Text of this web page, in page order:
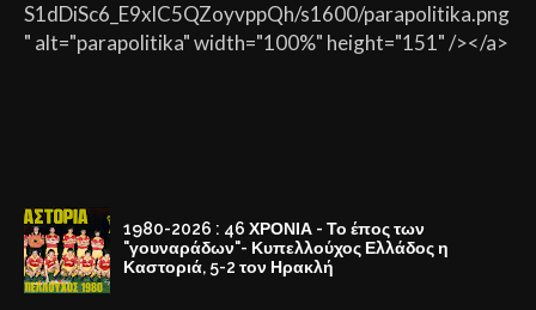
S1dDiSc6_E9xlC5QZoyvppQh/s1600/parapolitika.png
" alt="parapolitika" width="100%" height="151" /></a>
1980-2026 : 46 ΧΡΟΝΙΑ - Το έπος των
"γουναράδων"- Κυπελλούχος Ελλάδος η
Καστοριά, 5-2 τον Ηρακλή